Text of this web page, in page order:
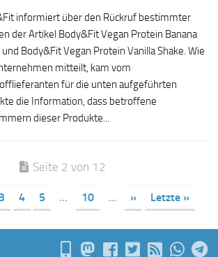
informiert über den Rückruf bestimmter
der Artikel Body&Fit Vegan Protein Banana
und Body&Fit Vegan Protein Vanilla Shake. Wie
mitteilt, kam vom
für die unten aufgeführten
die Information, dass betroffene
dieser Produkte...
Seite 2 von 12
3 4 5 ... 10 ... » Letzte »